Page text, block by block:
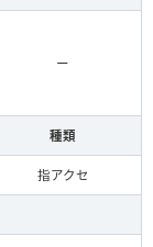
ー
種類
指アクセ